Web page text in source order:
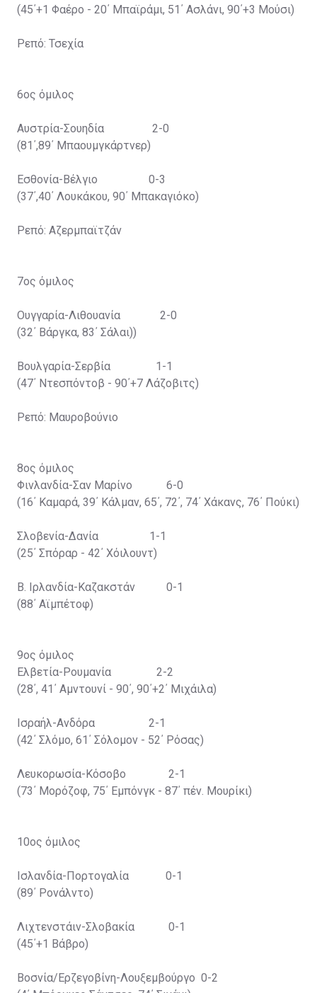
(45΄+1 Φαέρο - 20΄ Μπαϊράμι, 51΄ Ασλάνι, 90΄+3 Μούσι)
Ρεπό: Τσεχία
6ος όμιλος
Αυστρία-Σουηδία 2-0
(81΄,89΄ Μπαουμγκάρτνερ)
Εσθονία-Βέλγιο 0-3
(37΄,40΄ Λουκάκου, 90΄ Μπακαγιόκο)
Ρεπό: Αζερμπαϊτζάν
7ος όμιλος
Ουγγαρία-Λιθουανία 2-0
(32΄ Βάργκα, 83΄ Σάλαι))
Βουλγαρία-Σερβία 1-1
(47΄ Ντεσπόντοβ - 90΄+7 Λάζοβιτς)
Ρεπό: Μαυροβούνιο
8ος όμιλος
Φινλανδία-Σαν Μαρίνο 6-0
(16΄ Καμαρά, 39΄ Κάλμαν, 65΄, 72΄, 74΄ Χάκανς, 76΄ Πούκι)
Σλοβενία-Δανία 1-1
(25΄ Σπόραρ - 42΄ Χόιλουντ)
Β. Ιρλανδία-Καζακστάν 0-1
(88΄ Αϊμπέτοφ)
9ος όμιλος
Ελβετία-Ρουμανία 2-2
(28΄, 41΄ Αμντουνί - 90΄, 90΄+2΄ Μιχάιλα)
Ισραήλ-Ανδόρα 2-1
(42΄ Σλόμο, 61΄ Σόλομον - 52΄ Ρόσας)
Λευκορωσία-Κόσοβο 2-1
(73΄ Μορόζοφ, 75΄ Εμπόνγκ - 87΄ πέν. Μουρίκι)
10ος όμιλος
Ισλανδία-Πορτογαλία 0-1
(89΄ Ρονάλντο)
Λιχτενστάιν-Σλοβακία 0-1
(45΄+1 Βάβρο)
Βοσνία/Ερζεγοβίνη-Λουξεμβούργο 0-2